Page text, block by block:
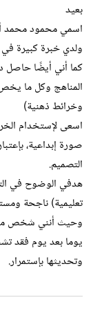
بعيد
ولدي خبرة كبيرة في
كما أني أيضًا حاصل
المناهج وكل ما
وخرائط ذهنية)
اسعى لإستخدام
صورة إبداعية،
التصميم.
هدفي الوضوح في
تعليمية) ناجحة
وحيث أنني شخص
يوما بعد يوم فقد
وتحديثها بإستمرار.